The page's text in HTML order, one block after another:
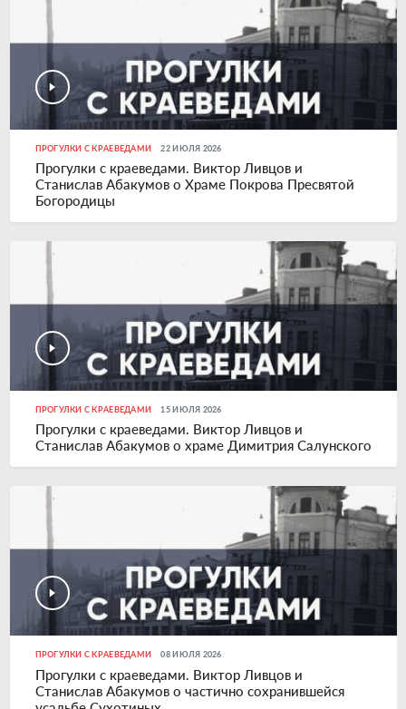
ПРОГУЛКИ С КРАЕВЕДАМИ 22 ИЮЛЯ 2026
Прогулки с краеведами. Виктор Ливцов и
Станислав Абакумов о Храме Покрова Пресвятой
Богородицы
ПРОГУЛКИ С КРАЕВЕДАМИ 15 ИЮЛЯ 2026
Прогулки с краеведами. Виктор Ливцов и
Станислав Абакумов о храме Димитрия Салунского
ПРОГУЛКИ С КРАЕВЕДАМИ 08 ИЮЛЯ 2026
Прогулки с краеведами. Виктор Ливцов и
Станислав Абакумов о частично сохранившейся